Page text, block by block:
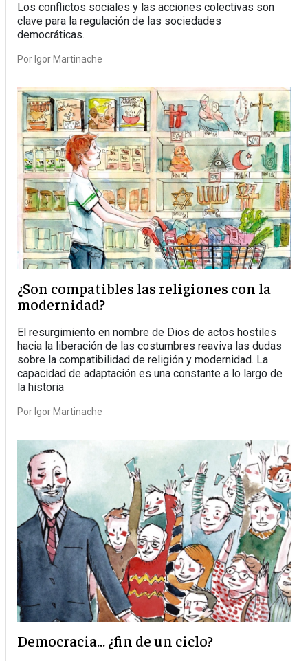
Los conflictos sociales y las acciones colectivas son
clave para la regulación de las sociedades
democráticas.
Por Igor Martinache
¿Son compatibles las religiones con la
modernidad?
El resurgimiento en nombre de Dios de actos hostiles
hacia la liberación de las costumbres reaviva las dudas
sobre la compatibilidad de religión y modernidad. La
capacidad de adaptación es una constante a lo largo de
la historia
Por Igor Martinache
Democracia... ¿fin de un ciclo?